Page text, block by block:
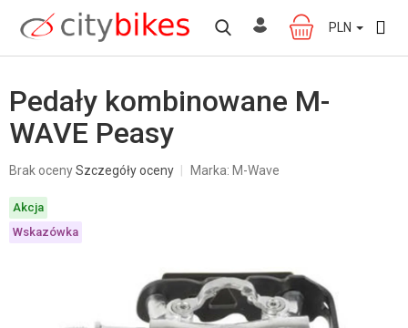
treści
KOSZYK
PLN
Pedały kombinowane M-
WAVE Peasy
Średnia
produktu
wynosi
0,0
Brak ocenySzczegóły oceny Marka: M-Wave
Akcja
Wskazówka